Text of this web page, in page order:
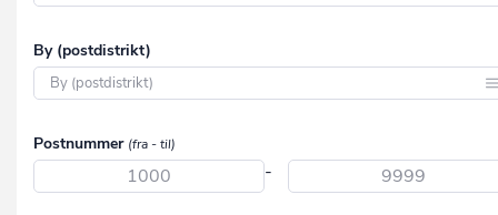
Region Nordjylland
Region Syddanmark
Region Sjælland
Aalborg
Aarhus
Albertslund
Allerød
By (postdistrikt)
Aabybro
Aakirkeby
Postnummer (fra - til)
-